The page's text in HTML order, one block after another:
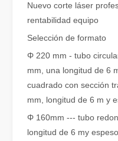
¿Qué es el corte por
Nuevo corte láser
rentabilidad equipo
Selección de formato
Φ 220 mm - tubo
mm, una longitud de 6
cuadrado con sección
mm, longitud de 6 m y
Φ 160mm --- tubo
longitud de 6 my